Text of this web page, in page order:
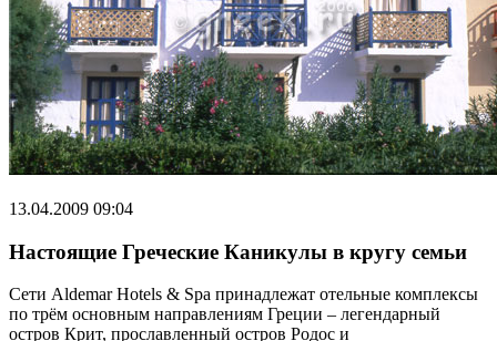
13.04.2009 09:04
Настоящие Греческие Каникулы в кругу семьи
Сети Aldemar Hotels & Spa принадлежат отельные комплексы
по трём основным направлениям Греции – легендарный
остров Крит, прославленный остров Родос и